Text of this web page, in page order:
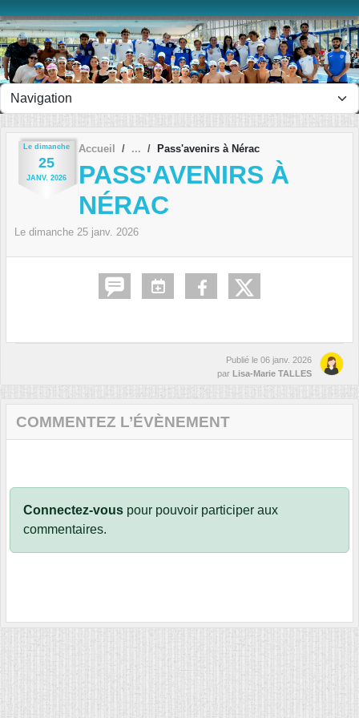
Le dimanche
25
JANV. 2026
Accueil Pass'avenirs à Nérac
PASS'AVENIRS À
NÉRAC
Le dimanche 25 janv. 2026
Publié le 06 janv. 2026
par Lisa-Marie TALLES
COMMENTEZ L’ÉVÈNEMENT
Connectez-vous pour pouvoir participer aux
commentaires.